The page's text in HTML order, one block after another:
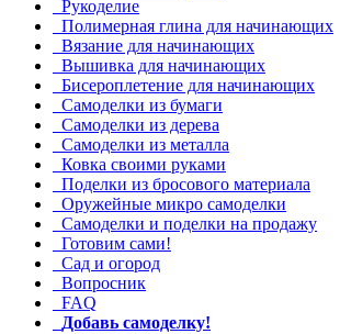
Рукоделие
Полимерная глина для начинающих
Вязание для начинающих
Вышивка для начинающих
Бисероплетение для начинающих
Самоделки из бумаги
Самоделки из дерева
Самоделки из металла
Ковка своими руками
Поделки из бросового материала
Оружейные микро самоделки
Самоделки и поделки на продажу
Готовим сами!
Сад и огород
Вопросник
FAQ
Добавь самоделку!